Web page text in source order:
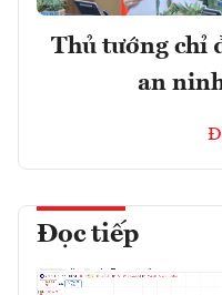
Thủ tướng chỉ
an
Đọc tiếp